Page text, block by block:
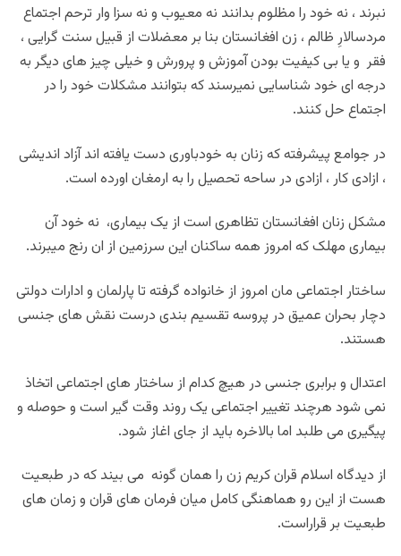
نبرند ، نه خود را مظلوم بدانند نه معیوب و نه سزا وار ترحم اجتماع
مردسالارِ ظالم ، زن افغانستان بنا بر معضلات از قبیل سنت گرایی ،
فقر و یا بی کیفیت بودن آموزش و پرورش و خیلی چیز های دیگر به
درجه ای خود شناسایی نمیرسند که بتوانند مشکلات خود را در
اجتماع حل کنند.
در جوامع پیشرفته که زنان به خودباوری دست یافته اند آزاد اندیشی
، ازادی کار ، ازادی در ساحه تحصیل را به ارمغان اورده است.
مشکل زنان افغانستان تظاهری است از یک بیماری، نه خود آن
بیماری مهلک که امروز همه ساکنان این سرزمین از ان رنج میبرند.
ساختار اجتماعی مان امروز از خانواده گرفته تا پارلمان و ادارات دولتی
دچار بحران عمیق در پروسه تقسیم بندی درست نقش های جنسی
هستند.
اعتدال و برابری جنسی در هیچ کدام از ساختار های اجتماعی اتخاذ
نمی شود هرچند تغییر اجتماعی یک روند وقت گیر است و حوصله و
پیگیری می طلبد اما بالاخره باید از جای اغاز شود.
از دیدگاه اسلام قران کریم زن را همان گونه می بیند که در طبعیت
هست از این رو هماهنگی کامل میان فرمان های قران و زمان های
طبعیت بر قراراست.